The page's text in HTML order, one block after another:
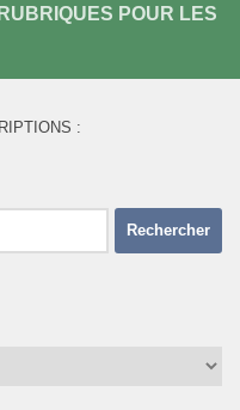
POUR LES
: